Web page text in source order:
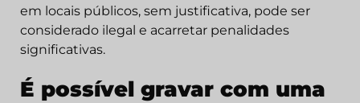
em locais públicos, sem justificativa, pode ser
considerado ilegal e acarretar penalidades
significativas.
É possível gravar com uma